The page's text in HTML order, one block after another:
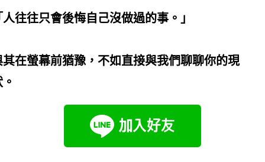
人往往只會後悔自己沒做過的事。」
其在螢幕前猶豫，不如直接與我們聊聊你的現